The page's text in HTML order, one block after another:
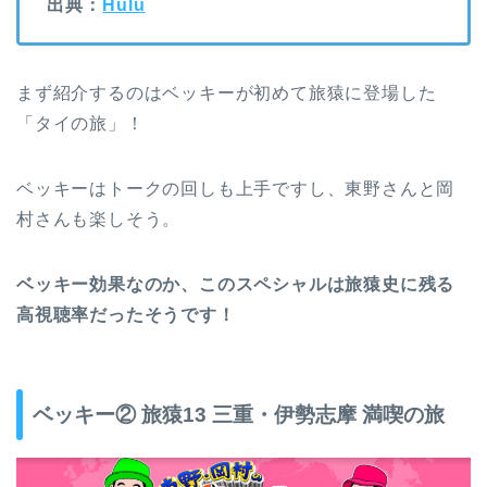
出典： Hulu
まず紹介するのはベッキーが初めて旅猿に登場した
「タイの旅」！
ベッキーはトークの回しも上手ですし、東野さんと岡
村さんも楽しそう。
ベッキー効果なのか、このスペシャルは旅猿史に残る
高視聴率だったそうです！
ベッキー② 旅猿13 三重・伊勢志摩 満喫の旅